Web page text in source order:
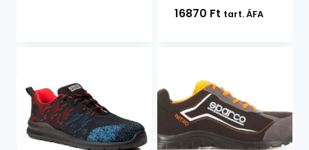
16870 Ft tart. ÁFA